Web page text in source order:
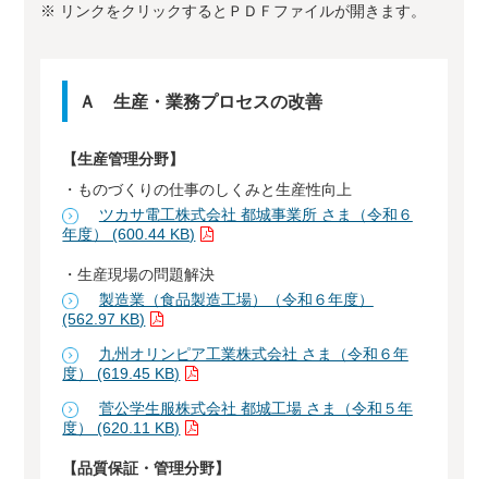
※ リンクをクリックするとＰＤＦファイルが開きます。
Ａ 生産・業務プロセスの改善
【生産管理分野】
・ものづくりの仕事のしくみと生産性向上
ツカサ電工株式会社 都城事業所 さま（令和６
年度） (600.44 KB)
・生産現場の問題解決
製造業（食品製造工場）（令和６年度）
(562.97 KB)
九州オリンピア工業株式会社 さま（令和６年
度） (619.45 KB)
菅公学生服株式会社 都城工場 さま（令和５年
度） (620.11 KB)
【品質保証・管理分野】